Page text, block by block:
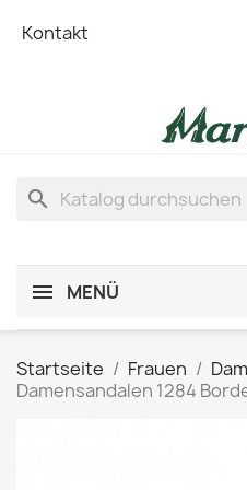
Kontakt
search
MENÜ
Startseite Frauen
Damensandalen 1284